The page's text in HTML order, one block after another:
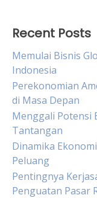
Recent Posts
Memulai Bisnis
Indonesia
Perekonomian
di Masa Depan
Menggali Potensi
Tantangan
Dinamika
Peluang
Pentingnya
Penguatan Pasar